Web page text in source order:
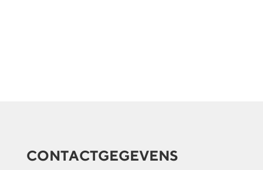
CONTACTGEGEVENS